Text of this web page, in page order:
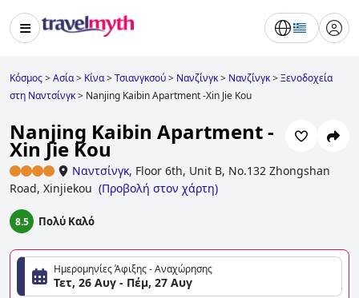
Κόσμος>Ασία> Κίνα>Τσιανγκσού> Νανζίνγκ> Νανζίνγκ>Ξενοδοχεία
στη Ναντσίνγκ> Nanjing Kaibin Apartment -Xin Jie Kou
Nanjing Kaibin Apartment -
Xin Jie Kou
Ναντσίνγκ, Floor 6th, Unit B, No.132 Zhongshan
Road, Xinjiekou (Προβολή στον χάρτη)
8.5 Πολύ Καλό
Ημερομηνίες Άφιξης - Αναχώρησης
Τετ, 26 Αυγ - Πέμ, 27 Αυγ